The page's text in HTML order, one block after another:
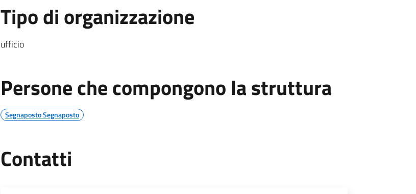
Tipo di organizzazione
ufficio
Persone che compongono la struttura
Segnaposto Segnaposto
Contatti